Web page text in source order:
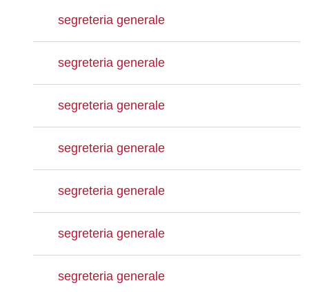
segreteria generale
segreteria generale
segreteria generale
segreteria generale
segreteria generale
segreteria generale
segreteria generale